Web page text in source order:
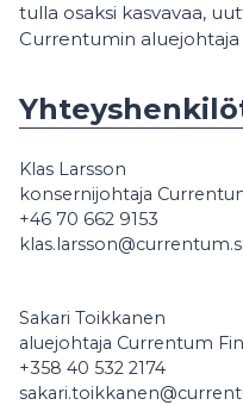
tulla osaksi kasvavaa,
Currentumin aluejohtaja
Klas Larsson
konsernijohtaja
+46 70 662 9153
Sakari Toikkanen
aluejohtaja Currentum
+358 40 532 2174